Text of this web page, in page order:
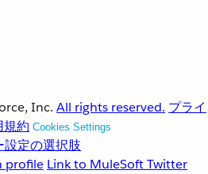
Inc. All rights reserved. プライ
規約 Cookies Settings
設定の選択肢
profile Link to MuleSoft Twitter